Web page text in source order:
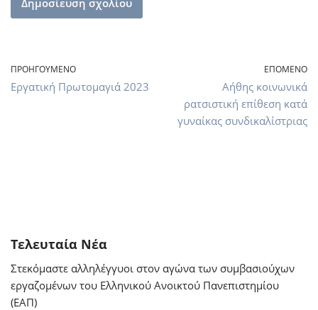
ΠΡΟΗΓΟΎΜΕΝΟ
Εργατική Πρωτομαγιά 2023
ΕΠΌΜΕΝΟ
Αήθης κοινωνικά
ρατσιστική επίθεση κατά
γυναίκας συνδικαλίστριας
Τελευταία Νέα
Στεκόμαστε αλληλέγγυοι στον αγώνα των συμβασιούχων
εργαζομένων του Ελληνικού Ανοικτού Πανεπιστημίου
(ΕΑΠ)